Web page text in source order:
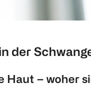
der
Haut – woher